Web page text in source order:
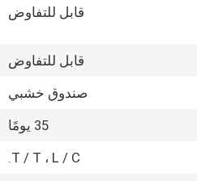
قابل للتفاوض
قابل للتفاوض
صندوق خشبي
35 يومًا
T / T ، L / C.